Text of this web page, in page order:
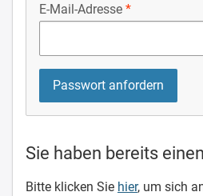
E-Mail-Adresse
Sie haben bereits
Bitte klicken Sie hier, um sich